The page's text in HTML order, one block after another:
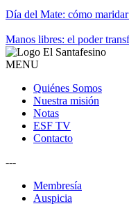
Día del Mate: cómo
Manos libres: el poder
MENU
Quiénes Somos
Nuestra misión
Notas
ESF TV
Contacto
---
Membresía
Auspicia